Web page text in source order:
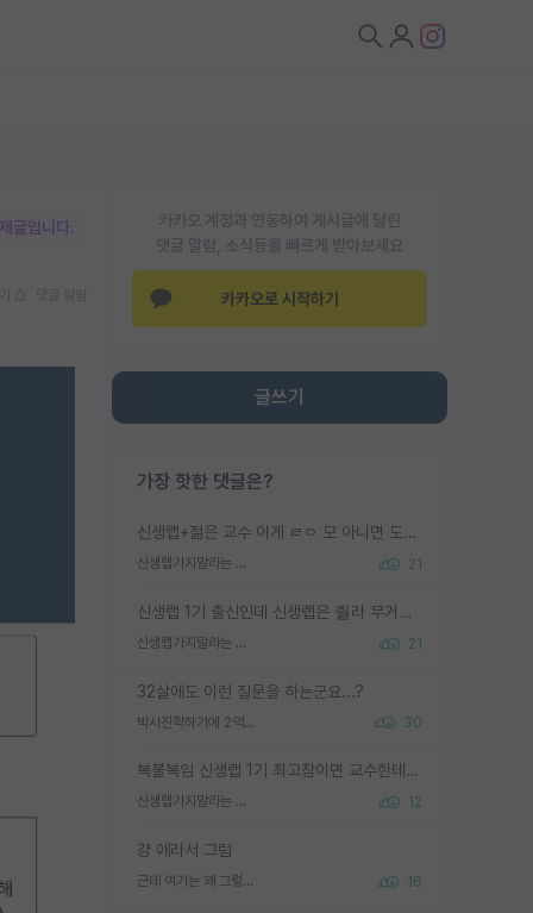
카카오 계정과 연동하여 게시글에 달린
댓글 알람, 소식등을 빠르게 받아보세요
카카오로 시작하기
글쓰기
가장 핫한 댓글은?
신생랩+젊은 교수 이게 ㄹㅇ 모 아니면 도인듯.
신생랩가지말라는 이유가 있었구나 21
신생랩 1기 출신인데 신생랩은 줠라 무거운 바벨 같은거임. 들면 대박인데 못들면 깔려 죽음. 아무도 알려주지 않는 환경에서 자생해야하지만, 일단 살아남았다면 그 어떤 사람보다 악착같고 생존력 높은 사람으로 거듭날 수 있음
신생랩가지말라는 이유가 있었구나 21
32살에도 이런 질문을 하는군요...?
박사진학하기에 2억은 괜찮은 (?) 정도의 경제력인가요 30
복불복임 신생랩 1기 최고참이면 교수한테 직접 지도받는 시간이 매우 많음 제대로 된 교수라면 말이지 그게 아니라면 그냥 넌 해방 불가능한 노예 1호에 감점쓰레기통이 되는거고
신생랩가지말라는 이유가 있었구나 12
걍 애라서 그럼
근데 여기는 왜 그렇게 SPK를 물어보는거임? 16
글입니다.